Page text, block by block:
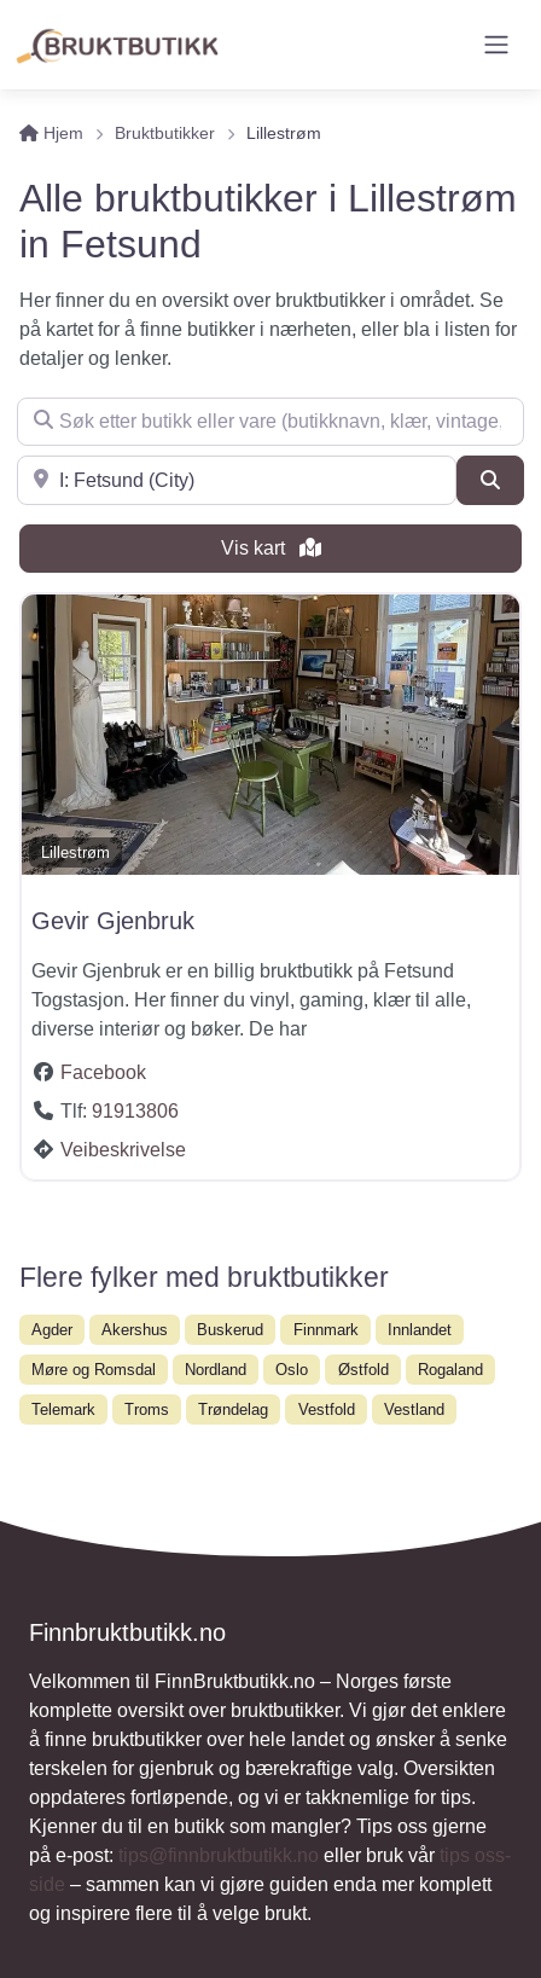
Hjem Bruktbutikker Lillestrøm
Alle bruktbutikker i Lillestrøm
in Fetsund
Her finner du en oversikt over bruktbutikker i området. Se
på kartet for å finne butikker i nærheten, eller bla i listen for
detaljer og lenker.
Søk etter butikk eller vare (butikknavn, klær, vintage, møbler
Søk i nærheten
Vis kart
Lillestrøm
Gevir Gjenbruk
Gevir Gjenbruk er en billig bruktbutikk på Fetsund
Togstasjon. Her finner du vinyl, gaming, klær til alle,
diverse interiør og bøker. De har
Facebook
Tlf: 91913806
Veibeskrivelse
Flere fylker med bruktbutikker
Agder Akershus Buskerud Finnmark Innlandet
Møre og Romsdal Nordland Oslo Østfold Rogaland
Telemark Troms Trøndelag Vestfold Vestland
Finnbruktbutikk.no
Velkommen til FinnBruktbutikk.no – Norges første
komplette oversikt over bruktbutikker. Vi gjør det enklere
å finne bruktbutikker over hele landet og ønsker å senke
terskelen for gjenbruk og bærekraftige valg. Oversikten
oppdateres fortløpende, og vi er takknemlige for tips.
Kjenner du til en butikk som mangler? Tips oss gjerne
på e-post: tips@finnbruktbutikk.no eller bruk vår tips oss-
side – sammen kan vi gjøre guiden enda mer komplett
og inspirere flere til å velge brukt.